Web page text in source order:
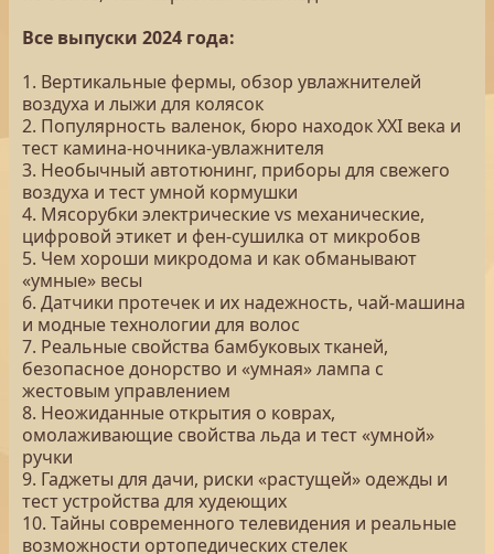
Все выпуски 2024 года:
1. Вертикальные фермы, обзор увлажнителей
воздуха и лыжи для колясок
2. Популярность валенок, бюро находок XXI века и
тест камина-ночника-увлажнителя
3. Необычный автотюнинг, приборы для свежего
воздуха и тест умной кормушки
4. Мясорубки электрические vs механические,
цифровой этикет и фен-сушилка от микробов
5. Чем хороши микродома и как обманывают
«умные» весы
6. Датчики протечек и их надежность, чай-машина
и модные технологии для волос
7. Реальные свойства бамбуковых тканей,
безопасное донорство и «умная» лампа с
жестовым управлением
8. Неожиданные открытия о коврах,
омолаживающие свойства льда и тест «умной»
ручки
9. Гаджеты для дачи, риски «растущей» одежды и
тест устройства для худеющих
10. Тайны современного телевидения и реальные
возможности ортопедических стелек